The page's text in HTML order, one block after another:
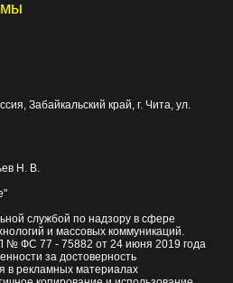
Забайкальский край, г. Чита, ул.
Н. В.
службой по надзору в сфере
и массовых коммуникаций.
№ ФС 77 - 75882 от 24 июня 2019 года
за достоверность
рекламных материалах